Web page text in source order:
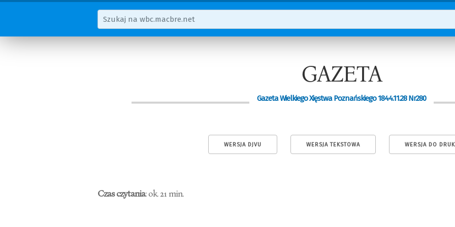
GAZETA
Gazeta Wielkiego Xięstwa Poznańskiego 1844.11.28 Nr280
WERSJA DJVU WERSJA TEKSTOWA WERSJA DO
Czas czytania: ok. 21 min.